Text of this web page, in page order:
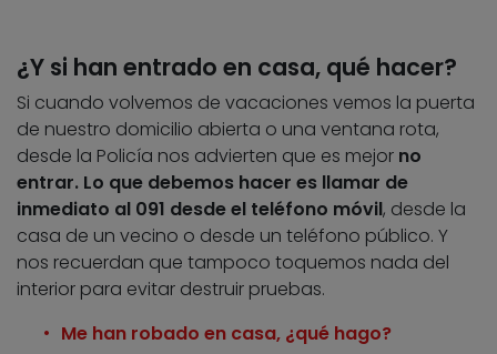
¿Y si han entrado en casa, qué hacer?
Si cuando volvemos de vacaciones vemos la puerta
de nuestro domicilio abierta o una ventana rota,
desde la Policía nos advierten que es mejor no
entrar. Lo que debemos hacer es llamar de
inmediato al 091 desde el teléfono móvil, desde la
casa de un vecino o desde un teléfono público. Y
nos recuerdan que tampoco toquemos nada del
interior para evitar destruir pruebas.
Me han robado en casa, ¿qué hago?